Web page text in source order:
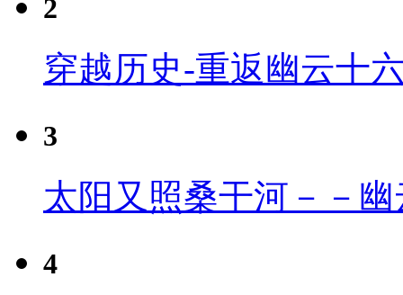
2
穿越历史-重返幽云十
3
太阳又照桑干河－－
4